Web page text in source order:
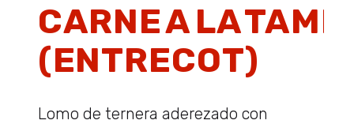
CARNE A LA
(ENTRECOT)
Lomo de ternera aderezado con